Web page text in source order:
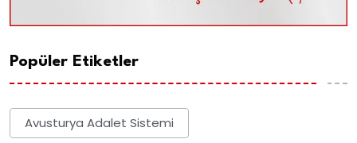
Popüler Etiketler
Avusturya Adalet Sistemi